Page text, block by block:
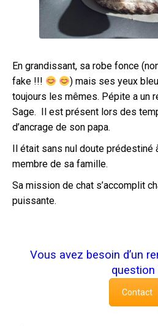
En grandissant, sa robe fonce
fake !!!
) mais ses yeux
toujours les mêmes. Pépite a un
Sage. Il est présent lors des
d’ancrage de son papa.
Il était sans nul doute prédestiné
membre de sa famille.
Sa mission de chat s’accomplit
puissante.
Vous avez besoin d’un
question
Contact